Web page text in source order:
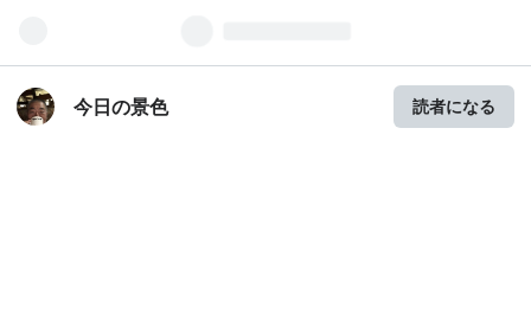
今日の景色 読者になる